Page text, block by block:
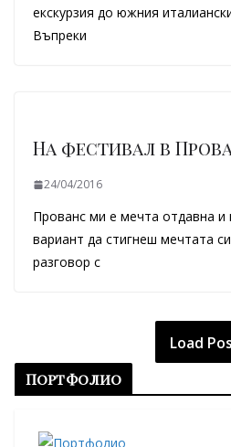
екскурзия до южния
Въпреки
На фестивал в
24/04/2016
Прованс ми е мечта отдавна
вариант да стигнеш мечтата
разговор с
Load
Портфолио